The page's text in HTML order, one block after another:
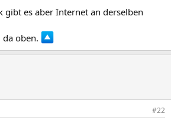
gibt es aber Internet an derselben
da oben.
#22